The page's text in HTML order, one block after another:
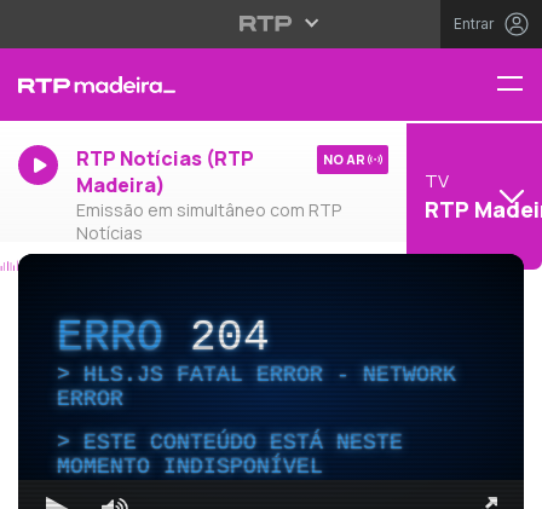
Entrar
RTP Notícias (RTP
Madeira)
Emissão em simultâneo com RTP
Notícias
NO AR
TV
RTP
ERRO204
HLS.JS FATAL ERROR - NETWORK
ERROR
ESTE CONTEÚDO ESTÁ NESTE
MOMENTO INDISPONÍVEL